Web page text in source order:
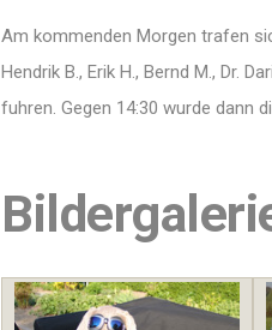
Am kommenden Morgen trafen
Hendrik B., Erik H., Bernd M., Dr.
fuhren. Gegen 14:30 wurde dann